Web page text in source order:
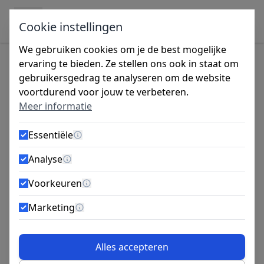
Ga naar de inhoud
Tijdens de vakantieperiode zijn wij gesloten
van 27 juli tot 14 augustus. Bestellingen
worden vanaf maandag 10 augustus
verzonden.
PGB Zelftapper 4.2x50 Bolkop PH
200st
Cookie instellingen
We gebruiken cookies om je de best mogelijke
ervaring te bieden. Ze stellen ons ook in staat om
gebruikersgedrag te analyseren om de website
voortdurend voor jouw te verbeteren.
Meer informatie
Essentiële
Analyse
Voorkeuren
Marketing
Alles accepteren